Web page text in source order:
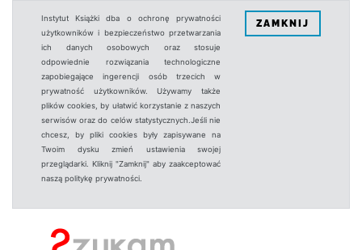
Instytut Książki dba o ochronę prywatności
użytkowników i bezpieczeństwo przetwarzania
ich danych osobowych oraz stosuje
odpowiednie rozwiązania technologiczne
zapobiegające ingerencji osób trzecich w
prywatność użytkowników. Używamy także
plików cookies, by ułatwić korzystanie z naszych
serwisów oraz do celów statystycznych.Jeśli nie
chcesz, by pliki cookies były zapisywane na
Twoim dysku zmień ustawienia swojej
przeglądarki. Kliknij "Zamknij" aby zaakceptować
naszą politykę prywatności.
ZAMKNIJ